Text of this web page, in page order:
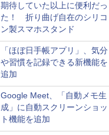
期待していた以上に便利だっ
た！ 折り曲げ自在のシリコ
ン製スマホスタンド
「ほぼ日手帳アプリ」、気分
や習慣を記録できる新機能を
追加
Google Meet、「自動メモ生
成」に自動スクリーンショッ
ト機能を追加